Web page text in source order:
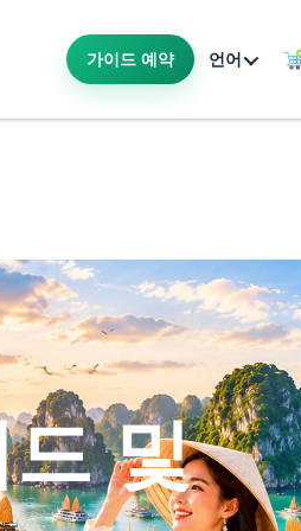
가이드 예약 언어
드 및